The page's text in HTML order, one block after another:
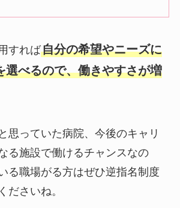
すれば自分の希望やニーズに
選べるので、働きやすさが増
思っていた病院、今後のキャリ
る施設で働けるチャンスなの
る職場がる方はぜひ逆指名制度
ださいね。